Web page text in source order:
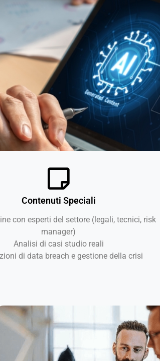
Contenuti Speciali
con esperti del settore (legali, tecnici, risk
manager)
Analisi di casi studio reali
di data breach e gestione della crisi